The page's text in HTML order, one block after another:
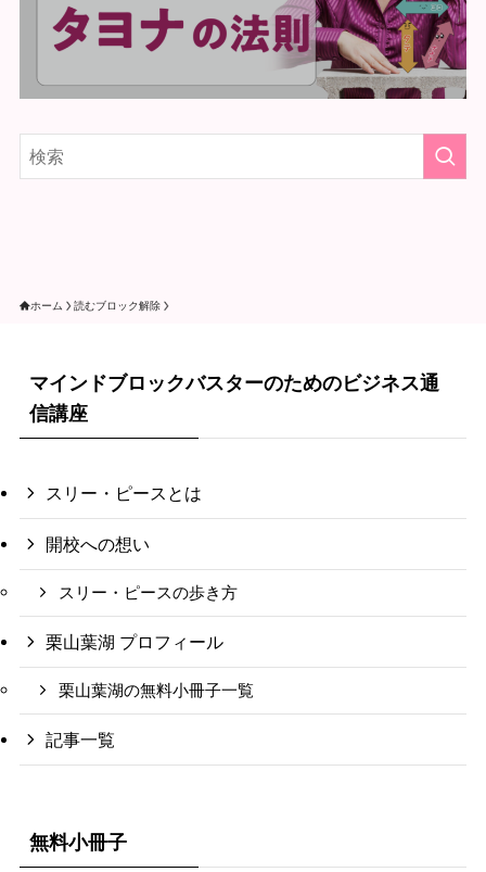
ホーム 読むブロック解除
マインドブロックバスターのためのビジネス通
信講座
スリー・ピースとは
開校への想い
スリー・ピースの歩き方
栗山葉湖 プロフィール
栗山葉湖の無料小冊子一覧
記事一覧
無料小冊子